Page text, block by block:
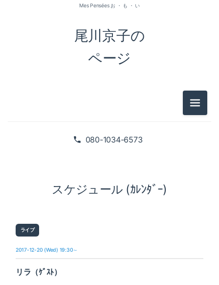
080-1034-6573
尾川京子の
ページ
Mes Pensées お ・ も ・ い
メニュ
スケジュール (ｶﾚﾝﾀﾞｰ)
ライブ
2017-12-20 (Wed) 19:30～
リラ（ｹﾞｽﾄ）